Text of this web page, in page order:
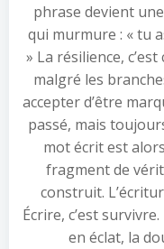
phrase devient
qui murmure : « tu
» La résilience,
malgré les
accepter d’être
passé, mais
mot écrit est
fragment de
construit.
Écrire, c’est
en éclat, la